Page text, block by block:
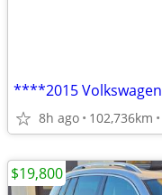
8h ago 102,736km
$19,800